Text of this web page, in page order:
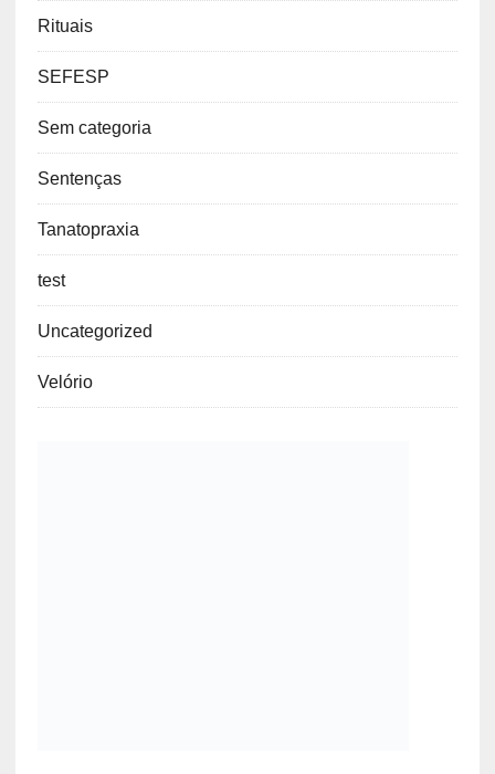
Rituais
SEFESP
Sem categoria
Sentenças
Tanatopraxia
test
Uncategorized
Velório